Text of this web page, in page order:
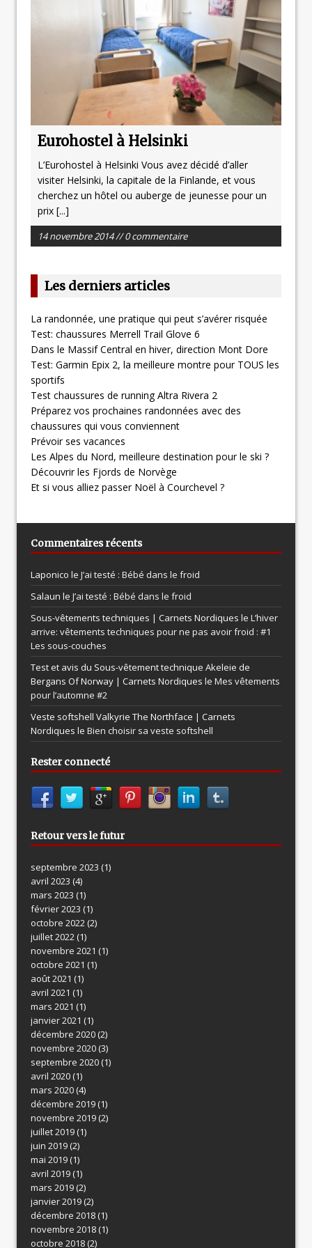
Eurohostel à Helsinki
L’Eurohostel à Helsinki Vous avez décidé d’aller
visiter Helsinki, la capitale de la Finlande, et vous
cherchez un hôtel ou auberge de jeunesse pour un
prix [...]
14 novembre 2014 // 0 commentaire
Les derniers articles
La randonnée, une pratique qui peut s’avérer risquée
Test: chaussures Merrell Trail Glove 6
Dans le Massif Central en hiver, direction Mont Dore
Test: Garmin Epix 2, la meilleure montre pour TOUS les
sportifs
Test chaussures de running Altra Rivera 2
Préparez vos prochaines randonnées avec des
chaussures qui vous conviennent
Prévoir ses vacances
Les Alpes du Nord, meilleure destination pour le ski ?
Découvrir les Fjords de Norvège
Et si vous alliez passer Noël à Courchevel ?
Commentaires récents
Laponico le J’ai testé : Bébé dans le froid
Salaun le J’ai testé : Bébé dans le froid
Sous-vêtements techniques | Carnets Nordiques le L’hiver
arrive: vêtements techniques pour ne pas avoir froid : #1
Les sous-couches
Test et avis du Sous-vêtement technique Akeleie de
Bergans Of Norway | Carnets Nordiques le Mes vêtements
pour l’automne #2
Veste softshell Valkyrie The Northface | Carnets
Nordiques le Bien choisir sa veste softshell
Rester connecté
Retour vers le futur
septembre 2023 (1)
avril 2023 (4)
mars 2023 (1)
février 2023 (1)
octobre 2022(2)
juillet 2022(1)
novembre 2021 (1)
octobre 2021 (1)
août 2021 (1)
avril 2021 (1)
mars 2021 (1)
janvier 2021 (1)
décembre 2020(2)
novembre 2020(3)
septembre 2020(1)
avril 2020(1)
mars 2020(4)
décembre 2019(1)
novembre 2019(2)
juillet 2019(1)
juin 2019(2)
mai 2019(1)
avril 2019(1)
mars 2019(2)
janvier 2019(2)
décembre 2018(1)
novembre 2018(1)
octobre 2018(2)